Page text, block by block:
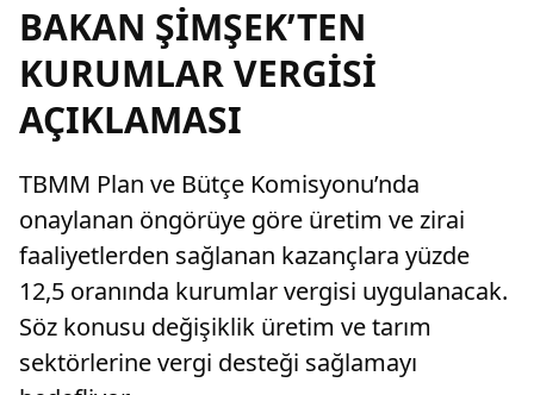
BAKAN ŞİMŞEK’TEN
KURUMLAR VERGİSİ
AÇIKLAMASI
TBMM Plan ve Bütçe Komisyonu’nda
onaylanan öngörüye göre üretim ve zirai
faaliyetlerden sağlanan kazançlara yüzde
12,5 oranında kurumlar vergisi uygulanacak.
Söz konusu değişiklik üretim ve tarım
sektörlerine vergi desteği sağlamayı